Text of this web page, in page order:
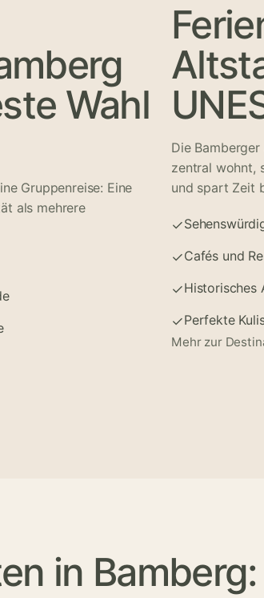
Wahl
Gruppenreise: Eine
als mehrere
Die
zentral wohnt,
und spart Zeit
✓
✓Cafés und
✓Historisches
✓Perfekte
Mehr zur
in